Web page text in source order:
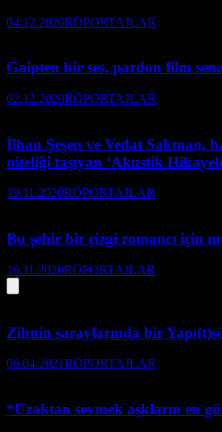
04.12.2020RÖPORTAJLAR
Gaipten bir ses, pardon film
02.12.2020RÖPORTAJLAR
İlhan Şeşen ve Vedat Sakman,
niteliği taşıyan ‘Akustik
19.11.2020RÖPORTAJLAR
Bu şehir bir çizgi romancı için
16.11.2020RÖPORTAJLAR
Zihnin saraylarında bir
06.04.2021RÖPORTAJLAR
“Uzaktan sevmek aşkların en